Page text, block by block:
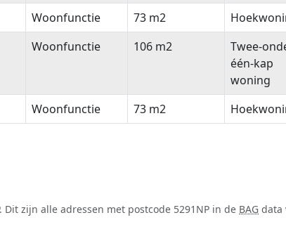
Woonfunctie 73 m2
Woonfunctie 106 m2
Twee-
één-kap
woning
Woonfunctie 73 m2
zijn alle adressen met postcode 5291NP in de BAG data